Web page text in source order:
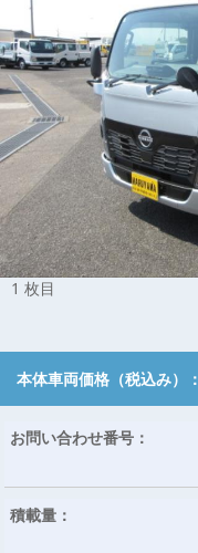
1 枚目
本体車両価格（税込み）：
お問い合わせ番号：
積載量：